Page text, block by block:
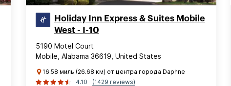
Holiday Inn Express & Suites Mobile
West - I-10
5190 Motel Court
Mobile, Alabama 36619, United States
16.58 миль (26.68 км) от центра города Daphne
4.10
(1429 reviews)